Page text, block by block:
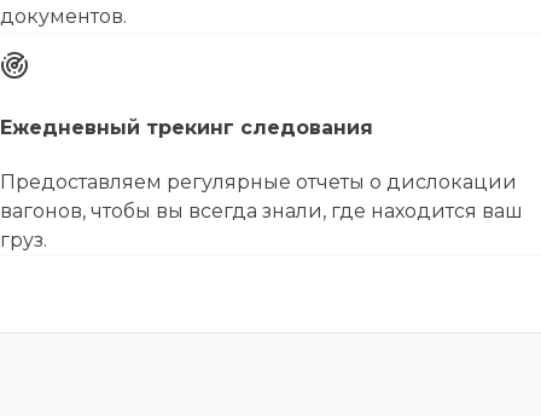
документов.
Ежедневный трекинг следования
Предоставляем регулярные отчеты о дислокации
вагонов, чтобы вы всегда знали, где находится ваш
груз.